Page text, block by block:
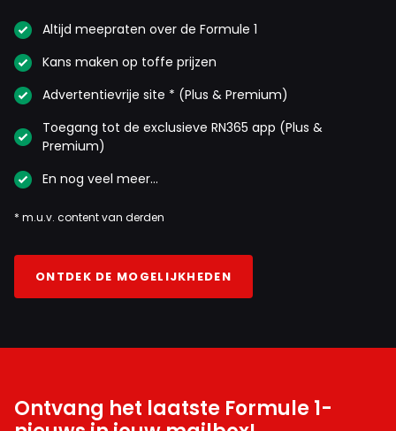
Altijd meepraten over de Formule 1
Kans maken op toffe prijzen
Advertentievrije site * (Plus & Premium)
Toegang tot de exclusieve RN365 app (Plus &
Premium)
En nog veel meer…
* m.u.v. content van derden
ONTDEK DE MOGELIJKHEDEN
Ontvang het laatste Formule 1-